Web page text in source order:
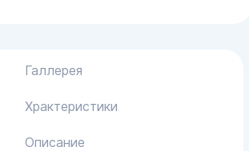
Галлерея
Храктеристики
Описание